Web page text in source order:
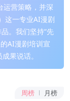
运营策略，并深
这一专业AI漫剧
。我们坚持“先
AI漫剧培训宣
果说话。
周榜 月榜